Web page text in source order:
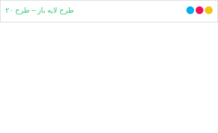
طرح لایه باز – طرح ۲۰